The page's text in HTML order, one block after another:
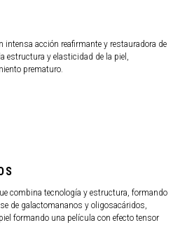
intensa acción reafirmante y restauradora de
estructura y elasticidad de la piel,
prematuro.
combina tecnología y estructura, formando
de galactomananos y oligosacáridos,
formando una película con efecto tensor